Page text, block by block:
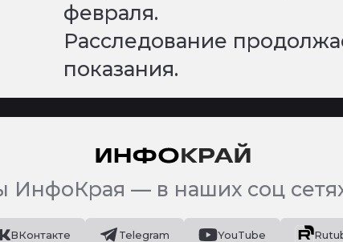
февраля.
Расследование
показания.
ИнфоКрая — в наших соц
ВКонтакте Telegram YouTube